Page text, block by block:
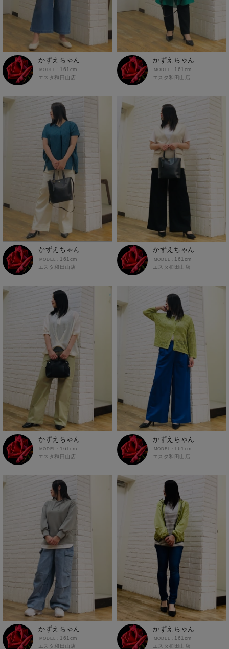
かずえちゃん
エスタ和田山店
161cm
かずえちゃん
エスタ和田山店
161cm
かずえちゃん
エスタ和田山店
161cm
かずえちゃん
エスタ和田山店
161cm
かずえちゃん
エスタ和田山店
161cm
かずえちゃん
エスタ和田山店
161cm
かずえちゃん
エスタ和田山店
161cm
かずえちゃん
エスタ和田山店
161cm